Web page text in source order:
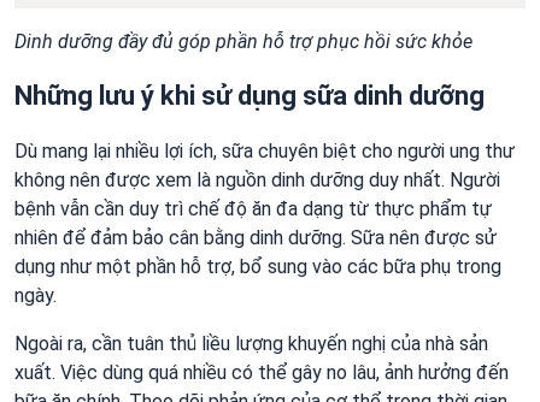
Dinh dưỡng đầy đủ góp phần hỗ trợ phục hồi sức khỏe
Những lưu ý khi sử dụng sữa dinh dưỡng
Dù mang lại nhiều lợi ích, sữa chuyên biệt cho người ung thư
không nên được xem là nguồn dinh dưỡng duy nhất. Người
bệnh vẫn cần duy trì chế độ ăn đa dạng từ thực phẩm tự
nhiên để đảm bảo cân bằng dinh dưỡng. Sữa nên được sử
dụng như một phần hỗ trợ, bổ sung vào các bữa phụ trong
ngày.
Ngoài ra, cần tuân thủ liều lượng khuyến nghị của nhà sản
xuất. Việc dùng quá nhiều có thể gây no lâu, ảnh hưởng đến